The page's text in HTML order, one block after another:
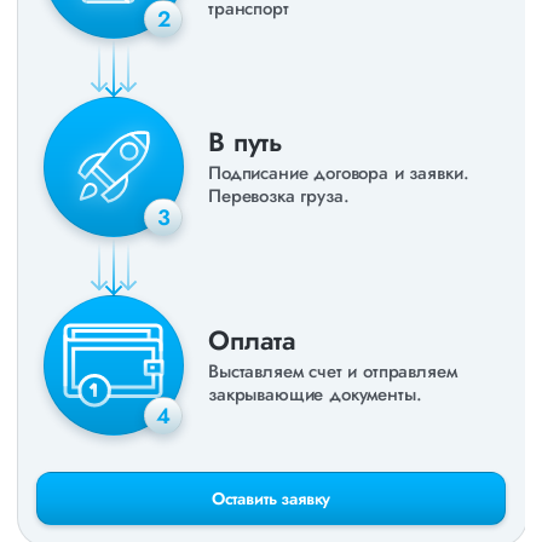
2
транспорт
3
В путь
Подписание договора и заявки.
Перевозка груза.
4
Оплата
Выставляем счет и отправляем
закрывающие документы.
Оставить заявку